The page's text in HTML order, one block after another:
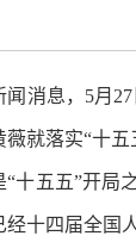
闻消息，5月
薇就落实“十
“十五五”开
十四届全国